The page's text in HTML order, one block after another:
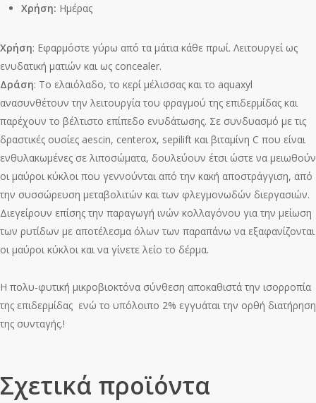
Χρήση: Ημέρας
Χρήση: Εφαρμόστε γύρω από τα μάτια κάθε πρωί. Λειτουργεί ως
ενυδατική ματιών και ως concealer.
Δράση: Το ελαιόλαδο, το κερί μέλισσας και το aquaxyl
ανασυνθέτουν την λειτουργία του φραγμού της επιδερμίδας και
παρέχουν το βέλτιστο επίπεδο ενυδάτωσης. Σε συνδυασμό με τις
δραστικές ουσίες aescin, centerox, sepilift και βιταμίνη C που είναι
ενθυλακωμένες σε λιποσώματα, δουλεύουν έτσι ώστε να μειωθούν
οι μαύροι κύκλοι που γεννούνται από την κακή αποστράγγιση, από
την συσσώρευση μεταβολιτών και των φλεγμονωδών διεργασιών.
Διεγείρουν επίσης την παραγωγή ινών κολλαγόνου για την μείωση
των ρυτίδων με αποτέλεσμα όλων των παραπάνω να εξαφανίζονται
οι μαύροι κύκλοι και να γίνετε λείο το δέρμα.
Η πολυ-φυτική μικροβιοκτόνα σύνθεση αποκαθιστά την ισορροπία
της επιδερμίδας ενώ το υπόλοιπο 2% εγγυάται την ορθή διατήρηση
της συνταγής.!
Σχετικά προϊόντα